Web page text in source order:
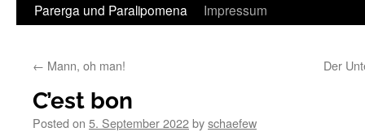
Parerga und Paralipomena
Impressum
← Mann, oh man! Der
C’est bon
Posted on 5. September 2022byschaefew